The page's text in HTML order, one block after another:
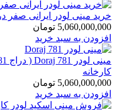
خرید مینی لودر ایرانی صفر
5,060,000,000 تومان
افزودن به سبد خرید
کارخانه
5,060,000,000 تومان
افزودن به سبد خرید